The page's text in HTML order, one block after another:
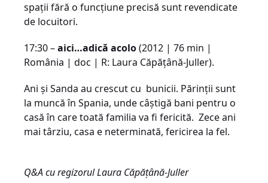
spații fără o funcțiune precisă sunt revendicate
de locuitori.
17:30 –aici…adică acolo(2012 | 76 min |
România | doc | R: Laura Căpăţână-Juller).
Ani şi Sanda au crescut cu bunicii. Părinţii sunt
la muncă în Spania, unde câștigă bani pentru o
casă în care toată familia va fi fericită. Zece ani
mai târziu, casa e neterminată, fericirea la fel.
Q&A cu regizorul Laura Căpăţână-Juller